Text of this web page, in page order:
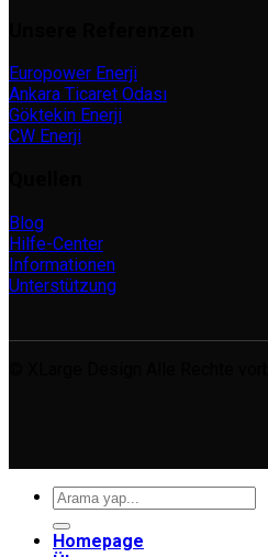
Europower Enerji
Ankara Ticaret Odası
Göktekin Enerji
CW Enerji
Blog
Hilfe-Center
Informationen
Unterstützung
Suche
nach:
Homepage